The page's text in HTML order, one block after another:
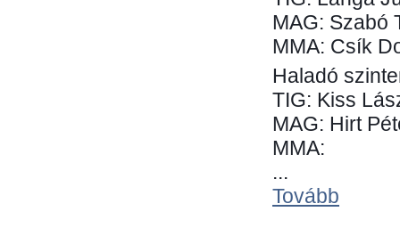
MAG: Szabó
MMA: Csík
Haladó
TIG: Kiss
MAG: Hirt
MMA:
...
Tovább